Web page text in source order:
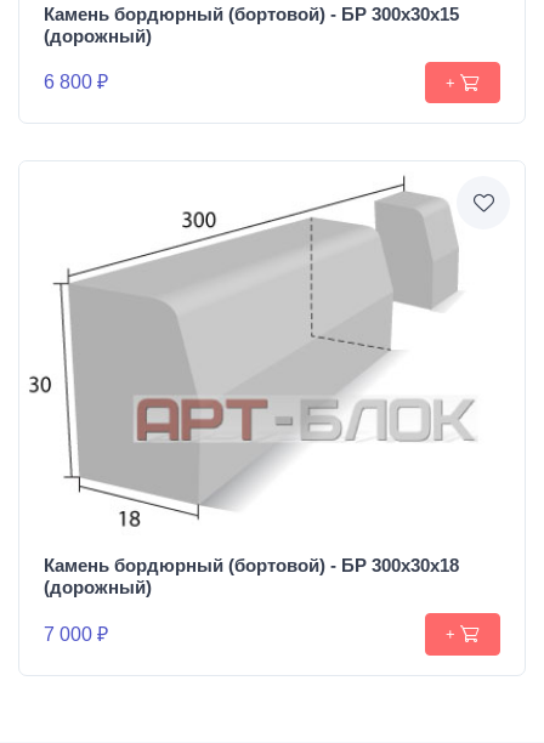
Камень бордюрный (бортовой) - БР 300х30х15
(дорожный)
6 800 ₽ +
Камень бордюрный (бортовой) - БР 300х30х18
(дорожный)
7 000 ₽ +